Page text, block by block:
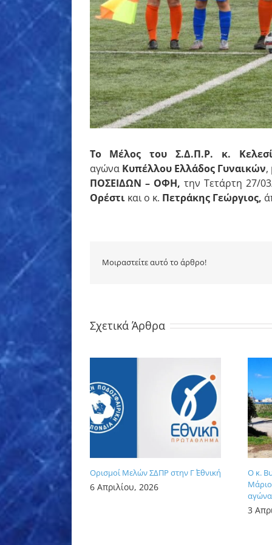
Το Μέλος του Σ.Δ.Π.Ρ. κ.
αγώναΚυπέλλου Ελλάδος Γυναικών,
ΠΟΣΕΙΔΩΝ – ΟΦΗ, την Τετάρτη 27/
Ορέστικαι ο κ. Πετράκης Γεώργιος,
Μοιραστείτε αυτό το άρθρο!
Σχετικά Άρθρα
Ορισμοί Μελών ΣΔΠΡ στην Γ΄ Εθνική
6 Απριλίου, 2026
Ο κ.
αγώνα
3